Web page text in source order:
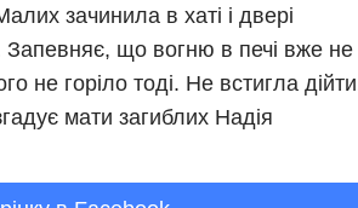
зачинила в хаті і двері
Запевняє, що вогню в печі вже не
не горіло тоді. Не встигла
мати загиблих Надія